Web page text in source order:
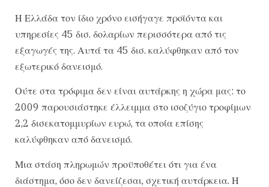
Η Ελλάδα τον ίδιο χρόνο εισήγαγε προϊόντα και
υπηρεσίες 45 δισ. δολαρίων περισσότερα από τις
εξαγωγές της. Αυτά τα 45 δισ. καλύφθηκαν από τον
εξωτερικό δανεισμό.
Ούτε στα τρόφιμα δεν είναι αυτάρκης η χώρα μας: το
2009 παρουσιάστηκε έλλειμμα στο ισοζύγιο τροφίμων
2,2 δισεκατομμυρίων ευρώ, τα οποία επίσης
καλύφθηκαν από δανεισμό.
Μια στάση πληρωμών προϋποθέτει ότι για ένα
διάστημα, όσο δεν δανείζεσαι, σχετική αυτάρκεια. Η